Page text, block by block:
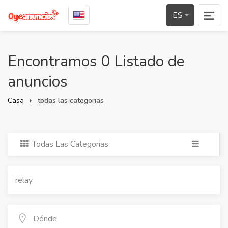
ES
Encontramos 0 Listado de
anuncios
Casa todas las categorias
Todas Las Categorias